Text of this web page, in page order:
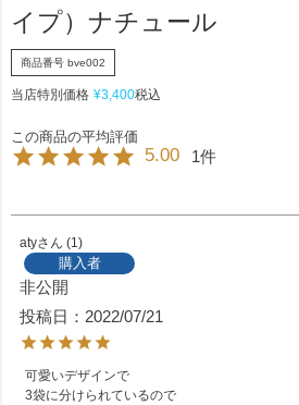
イプ）ナチュール
商品番号 bve002
当店特別価格 ¥3,400税込
5.00 1
aty 1
購入者
非公開
投稿日
2022/07/21
可愛いデザインで
3袋に分けられているので